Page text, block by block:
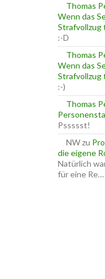
Thomas
Wenn das
:-D
Thomas
Wenn das
:-)
Thomas
Pssssst!
NWzu
die eigene
Natürlich
für eine Re…